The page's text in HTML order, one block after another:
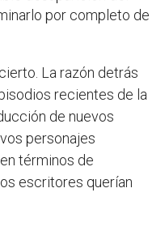
por completo de
La razón detrás
recientes de la
de nuevos
personajes
términos de
escritores querían